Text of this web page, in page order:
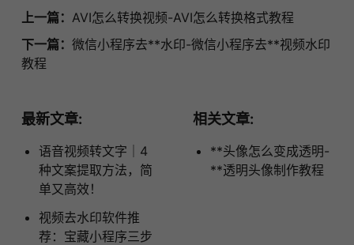
上一篇： AVI怎么转换视频-AVI怎么转换格式教程
下一篇： 微信小程序去**水印-微信小程序去**视频水印
教程
最新文章:
语音视频转文字｜4
种文案提取方法，简
单又高效！
视频去水印软件推
荐：宝藏小程序三步
相关文章:
**头像怎么变成透明-
**透明头像制作教程